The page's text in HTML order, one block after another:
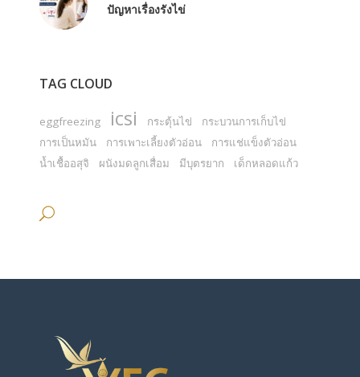
ปัญหาเรื่องรังไข่
TAG CLOUD
eggfreezing icsi กระตุ้นไข่
กระบวนการเก็บไข่
การเป็นหมัน
การเพาะเลี้ยงตัวอ่อน
การแช่แข็งตัวอ่อน
น้ำเชื้ออสุจิ
ผนังมดลูกเสื่อม มีบุตรยาก เด็กหลอดแก้ว